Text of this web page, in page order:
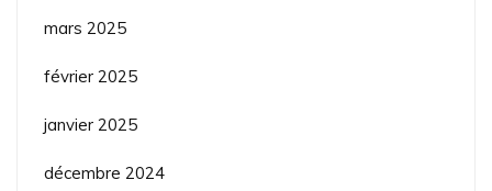
mars 2025
février 2025
janvier 2025
décembre 2024